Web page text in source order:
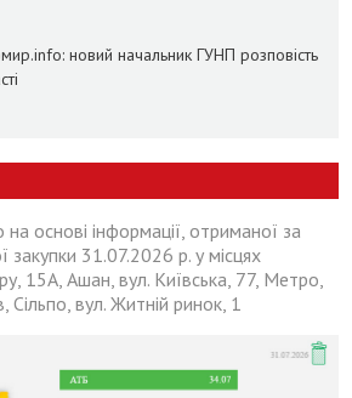
новий начальник ГУНП розповість
основі інформації, отриманої за
31.07.2026 р. у місцях
15А, Ашан, вул. Київська, 77, Метро,
Сільпо, вул. Житній ринок, 1